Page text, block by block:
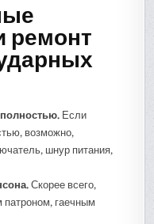
ремонт
Если
возможно,
шнур питания,
Скорее всего,
патроном, гаечным